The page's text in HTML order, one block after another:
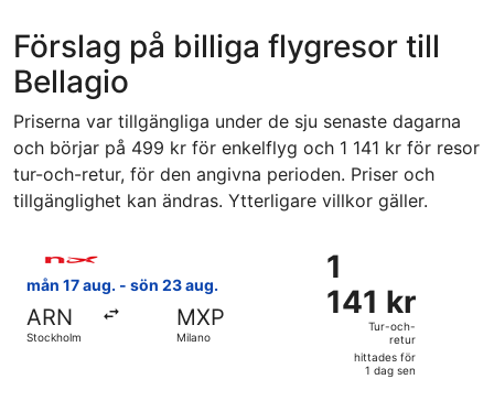
Förslag på billiga flygresor till
Bellagio
Priserna var tillgängliga under de sju senaste dagarna
och börjar på 499 kr för enkelflyg och 1 141 kr för resor
tur-och-retur, för den angivna perioden. Priser och
tillgänglighet kan ändras. Ytterligare villkor gäller.
mån 17 aug. - sön 23 aug.
ARN
Stockholm
MXP
Milano
1
141 kr
Tur-
retur,
hittades
1
141 kr
Tur-och-
retur
hittades för
1 dag sen